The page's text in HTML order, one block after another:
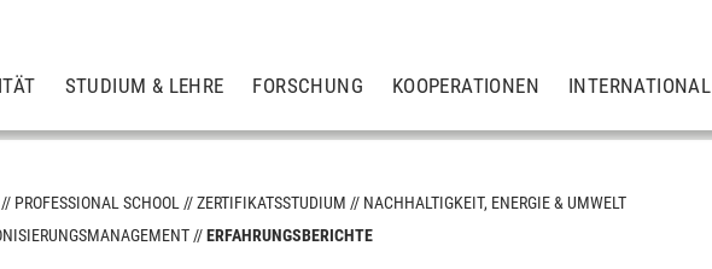
STUDIUM & LEHRE FORSCHUNG KOOPERATIONEN INTERNATIONAL
PROFESSIONAL SCHOOL ZERTIFIKATSSTUDIUM
NACHHALTIGKEIT, ENERGIE & UMWELT
ERFAHRUNGSBERICHTE